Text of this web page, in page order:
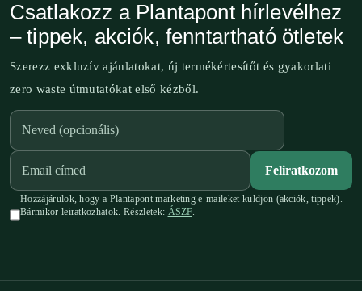
Csatlakozz a Plantapont hírlevélhez
– tippek, akciók, fenntartható ötletek
Szerezz exkluzív ajánlatokat, új termékértesítőt és gyakorlati
zero waste útmutatókat első kézből.
Feliratkozom
Hozzájárulok, hogy a Plantapont marketing e-maileket küldjön (akciók, tippek).
Bármikor leiratkozhatok. Részletek: ÁSZF.